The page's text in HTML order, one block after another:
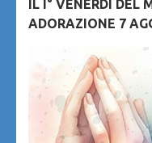
IL I° VENERDI DEL
ADORAZIONE 7